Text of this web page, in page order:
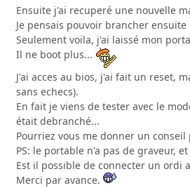
Ensuite j'ai recuperé une nouvelle
Je pensais pouvoir brancher
Seulement voila, j'ai laissé mon
Il ne boot plus...
J'ai acces au bios, j'ai fait un reset,
sans echecs).
En fait je viens de tester avec le
était debranché...
Pourriez vous me donner un
PS: le portable n'a pas de graveur,
Est il possible de connecter un ordi
Merci par avance.